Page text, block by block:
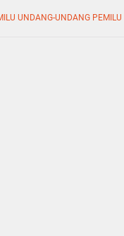
UNDANG-UNDANG PEMILU